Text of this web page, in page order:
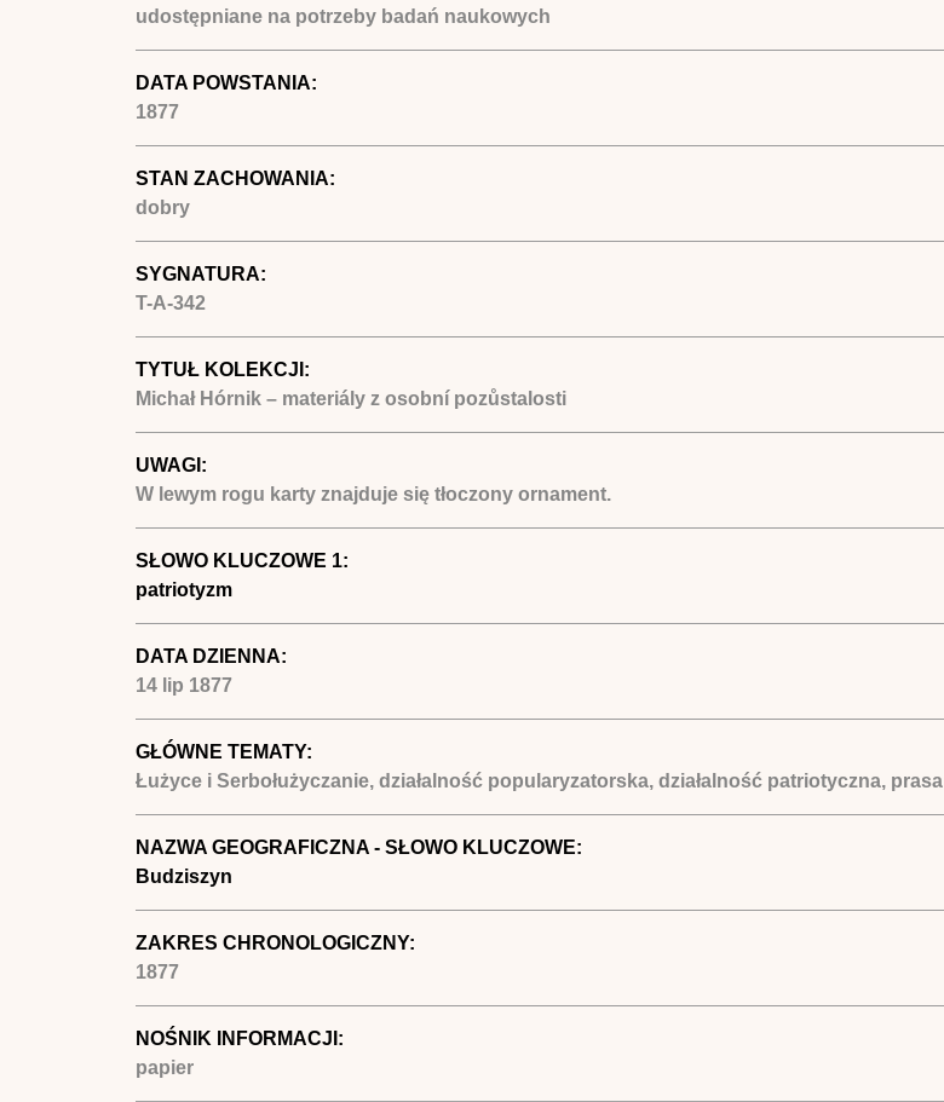
udostępniane na potrzeby badań naukowych
DATA POWSTANIA:
1877
STAN ZACHOWANIA:
dobry
SYGNATURA:
T-A-342
TYTUŁ KOLEKCJI:
Michał Hórnik – materiály z osobní pozůstalosti
UWAGI:
W lewym rogu karty znajduje się tłoczony ornament.
SŁOWO KLUCZOWE 1:
patriotyzm
DATA DZIENNA:
14 lip 1877
GŁÓWNE TEMATY:
Łużyce i Serbołużyczanie, działalność popularyzatorska, działalność patriotyczna, prasa
NAZWA GEOGRAFICZNA - SŁOWO KLUCZOWE:
Budziszyn
ZAKRES CHRONOLOGICZNY:
1877
NOŚNIK INFORMACJI:
papier